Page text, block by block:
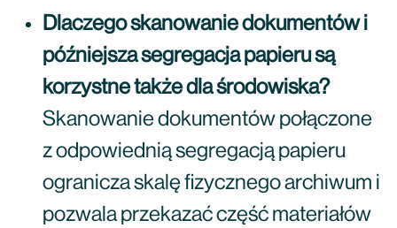
Dlaczego skanowanie dokumentów i
późniejsza segregacja papieru są
korzystne także dla środowiska?
Skanowanie dokumentów połączone
z odpowiednią segregacją papieru
ogranicza skalę fizycznego archiwum i
pozwala przekazać część materiałów